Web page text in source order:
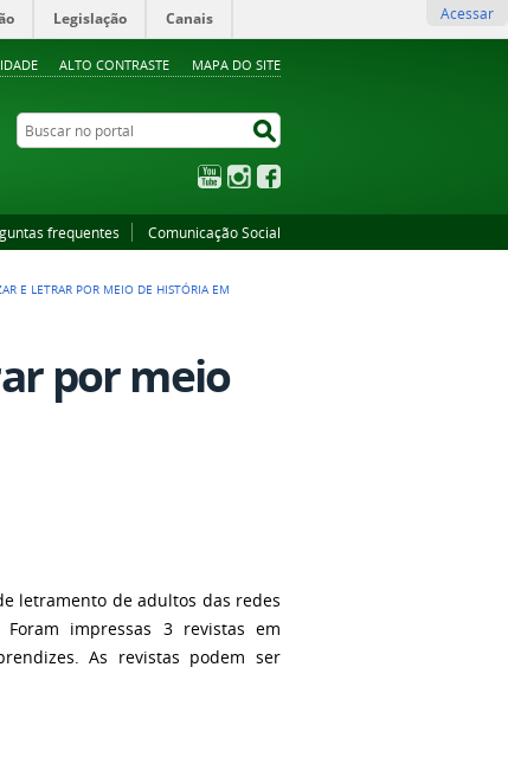
ALTO CONTRASTE MAPA DO SITE
Legislação Canais Acessar
Buscar no portal
YouTubeInstagram
frequentes Comunicação Social
E LETRAR POR MEIO DE HISTÓRIA EM
por meio
letramento de adultos das redes
impressas 3 revistas em
As revistas podem ser